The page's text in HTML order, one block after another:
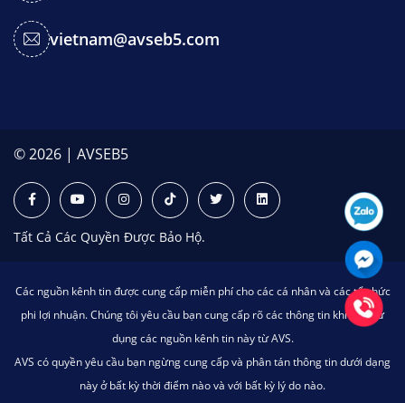
vietnam@avseb5.com
© 2026 | AVSEB5
Tất Cả Các Quyền Được Bảo Hộ.
Các nguồn kênh tin được cung cấp miễn phí cho các cá nhân và các tổ chức
phi lợi nhuận. Chúng tôi yêu cầu bạn cung cấp rõ các thông tin khi bạn sử
dụng các nguồn kênh tin này từ AVS.
AVS có quyền yêu cầu bạn ngừng cung cấp và phân tán thông tin dưới dạng
này ở bất kỳ thời điểm nào và với bất kỳ lý do nào.